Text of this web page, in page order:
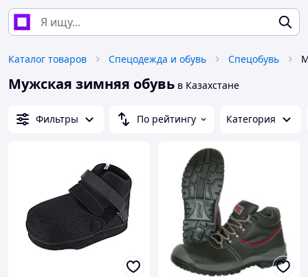
Каталог товаров Спецодежда и обувь Спецобувь
Мужская зимняя обувь в Казахстане
Фильтры По рейтингу Категория